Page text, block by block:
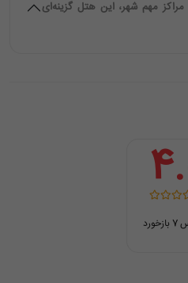
مهم شهر، این هتل گزینه‌ای